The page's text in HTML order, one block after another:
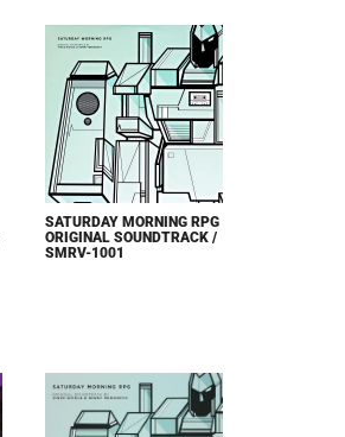
SATURDAY MORNING RPG
ORIGINAL SOUNDTRACK /
SMRV-1001